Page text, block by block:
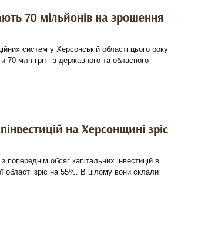
70 мільйонів на зрошення
систем у Херсонській області цього року
70 млн грн - з державного та обласного
на Херсонщині зріс
попереднім обсяг капітальних інвестицій в
області зріс на 55%. В цілому вони склали